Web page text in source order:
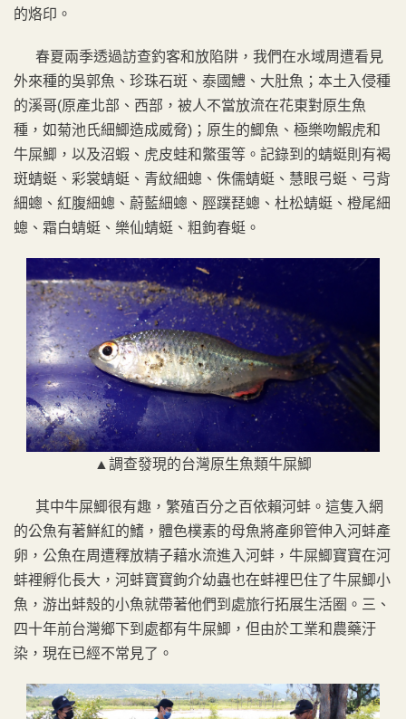
的烙印。
春夏兩季透過訪查釣客和放陷阱，我們在水域周遭看見
外來種的吳郭魚、珍珠石斑、泰國鱧、大肚魚；本土入侵種
的溪哥(原產北部、西部，被人不當放流在花東對原生魚
種，如菊池氏細鯽造成威脅)；原生的鯽魚、極樂吻鰕虎和
牛屎鯽，以及沼蝦、虎皮蛙和鱉蛋等。記錄到的蜻蜓則有褐
斑蜻蜓、彩裳蜻蜓、青紋細蟌、侏儒蜻蜓、慧眼弓蜓、弓背
細蟌、紅腹細蟌、蔚藍細蟌、脛蹼琵蟌、杜松蜻蜓、橙尾細
蟌、霜白蜻蜓、樂仙蜻蜓、粗鉤春蜓。
▲調查發現的台灣原生魚類牛屎鯽
其中牛屎鯽很有趣，繁殖百分之百依賴河蚌。這隻入網
的公魚有著鮮紅的鰭，體色樸素的母魚將產卵管伸入河蚌產
卵，公魚在周遭釋放精子藉水流進入河蚌，牛屎鯽寶寶在河
蚌裡孵化長大，河蚌寶寶鉤介幼蟲也在蚌裡巴住了牛屎鯽小
魚，游出蚌殼的小魚就帶著他們到處旅行拓展生活圈。三、
四十年前台灣鄉下到處都有牛屎鯽，但由於工業和農藥汙
染，現在已經不常見了。